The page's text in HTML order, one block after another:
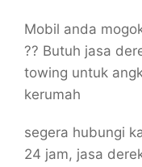
Mobil anda
?? Butuh jasa
towing untuk
kerumah
segera hubungi
24 jam, jasa